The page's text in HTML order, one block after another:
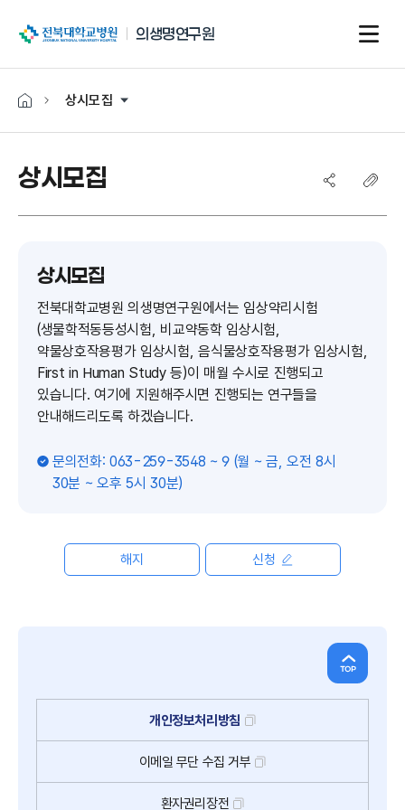
전북대학교병원
의생명연구원
상시모집
상시모집
상시모집
전북대학교병원 의생명연구원에서는 임상약리시험
(생물학적동등성시험, 비교약동학 임상시험,
약물상호작용평가 임상시험, 음식물상호작용평가 임상시험,
First in Human Study 등)이 매월 수시로 진행되고
있습니다. 여기에 지원해주시면 진행되는 연구들을
안내해드리도록 하겠습니다.
문의전화: 063-259-3548 ~ 9 (월 ~ 금, 오전 8시
30분 ~ 오후 5시 30분)
해지 신청
개인정보처리방침
이메일 무단 수집 거부
환자권리장전